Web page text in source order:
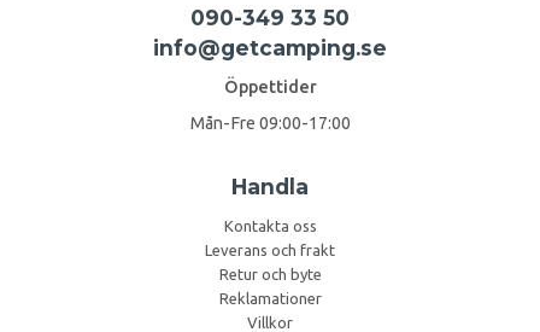
090-349 33 50
info@getcamping.se
Öppettider
Mån-Fre 09:00-17:00
Handla
Kontakta oss
Leverans och frakt
Retur och byte
Reklamationer
Villkor